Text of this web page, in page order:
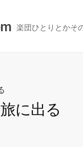
楽団ひとりとかそ
旅に出る